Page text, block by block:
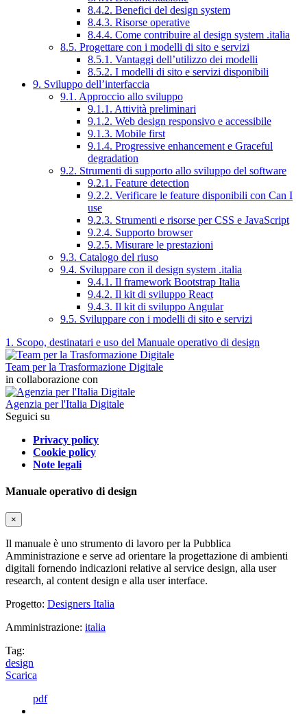
8.4.2. Benefici del design system
8.4.3. Risorse operative
8.4.4. Come contribuire al design system .italia
8.5. Progettare con i modelli di sito e servizi
8.5.1. Vantaggi dell’utilizzo dei modelli
8.5.2. I modelli di sito e servizi disponibili
9. Sviluppo dell’interfaccia
9.1. Approccio allo sviluppo
9.1.1. Attività preliminari
9.1.2. Web design responsivo e accessibile
9.1.3. Mobile first
9.1.4. Progressive enhancement e Graceful
degradation
9.2. Strumenti di supporto allo sviluppo del software
9.2.1. Feature detection
9.2.2. Verificare le feature disponibili con Can I
use
9.2.3. Strumenti e risorse per CSS e JavaScript
9.2.4. Supporto browser
9.2.5. Misurare le prestazioni
9.3. Catalogo del riuso
9.4. Sviluppare con il design system .italia
9.4.1. Il framework Bootstrap Italia
9.4.2. Il kit di sviluppo React
9.4.3. Il kit di sviluppo Angular
9.5. Sviluppare con i modelli di sito e servizi
1. Scopo, destinatari e uso del Manuale operativo di design
Team per la Trasformazione Digitale
in collaborazione con
Agenzia per l'Italia Digitale
Seguici su
Privacy policy
Cookie policy
Note legali
Manuale operativo di design
×
Il manuale è uno strumento di lavoro per la Pubblica
Amministrazione e serve ad orientare la progettazione di ambienti
digitali fornendo indicazioni relative al service design, alla user
research, al content design e alla user interface.
Progetto: Designers Italia
Amministrazione: italia
Tag:
design
Scarica
pdf